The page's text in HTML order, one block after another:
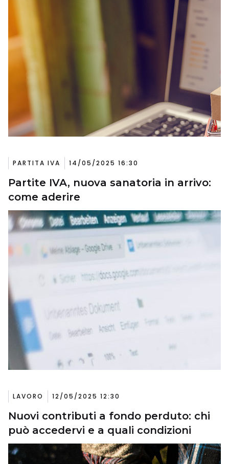
PARTITA IVA 14/05/2025 16:30
Partite IVA, nuova sanatoria in arrivo:
come aderire
LAVORO 12/05/2025 12:30
Nuovi contributi a fondo perduto: chi
può accedervi e a quali condizioni